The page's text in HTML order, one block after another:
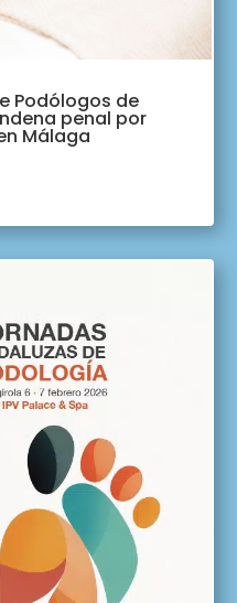
Podólogos de
penal por
Málaga